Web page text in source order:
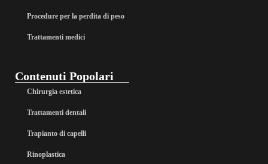
Procedure per la perdita di peso
Trattamenti medici
Contenuti Popolari
Chirurgia estetica
Trattamenti dentali
Trapianto di capelli
Rinoplastica